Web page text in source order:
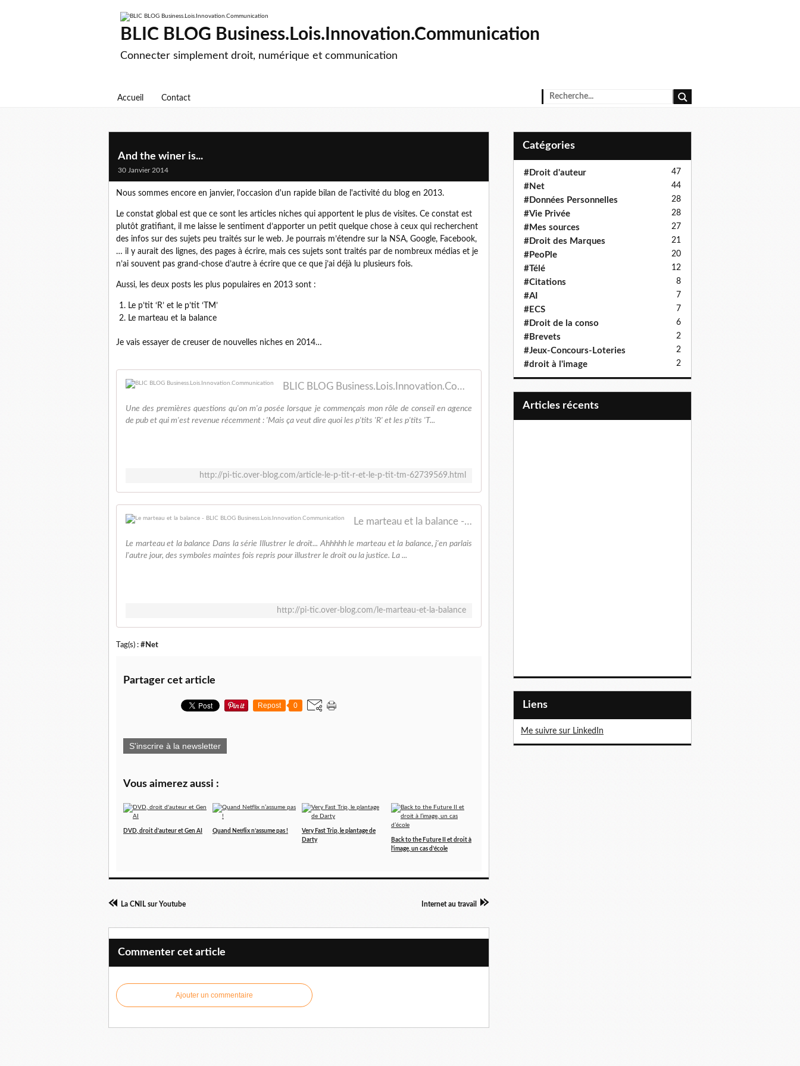
BLIC BLOG Business.Lois.Innovation.Communication
Connecter simplement droit, numérique et communication
Accueil Contact
And the winer is...
30 Janvier 2014
Nous sommes encore en janvier, l'occasion d'un rapide bilan de l'activité du blog en 2013.
Le constat global est que ce sont les articles niches qui apportent le plus de visites. Ce constat est
plutôt gratifiant, il me laisse le sentiment d’apporter un petit quelque chose à ceux qui recherchent
des infos sur des sujets peu traités sur le web. Je pourrais m’étendre sur la NSA, Google, Facebook,
… il y aurait des lignes, des pages à écrire, mais ces sujets sont traités par de nombreux médias et je
n’ai souvent pas grand-chose d’autre à écrire que ce que j’ai déjà lu plusieurs fois.
Aussi, les deux posts les plus populaires en 2013 sont :
Le p’tit ‘R’ et le p’tit ‘TM’
Le marteau et la balance
Je vais essayer de creuser de nouvelles niches en 2014…
BLIC BLOG Business.Lois.Innovation.Communication
Une des premières questions qu'on m'a posée lorsque je commençais mon rôle de conseil en agence
de pub et qui m'est revenue récemment : 'Mais ça veut dire quoi les p'tits 'R' et les p'tits 'T...
http://pi-tic.over-blog.com/article-le-p-tit-r-et-le-p-tit-tm-62739569.html
Le marteau et la balance - BLIC BLOG Business.Lois.Innovation.Communication
Le marteau et la balance Dans la série Illustrer le droit... Ahhhhh le marteau et la balance, j'en parlais
l'autre jour, des symboles maintes fois repris pour illustrer le droit ou la justice. La ...
http://pi-tic.over-blog.com/le-marteau-et-la-balance
Tag(s) : #Net
Partager cet article
Repost 0
S'inscrire à la newsletter
Vous aimerez aussi :
DVD, droit d'auteur et Gen AI Quand Netflix n’assume pas !
Very Fast Trip, le plantage de
Darty
Back to the Future II et droit à
l’image, un cas d’école
La CNIL sur Youtube Internet au travail
Commenter cet article
Ajouter un commentaire
Catégories
#Droit d'auteur 47
#Net 44
#Données Personnelles 28
#Vie Privée 28
#Mes sources 27
#Droit des Marques 21
#PeoPle 20
#Télé 12
#Citations 8
#AI 7
#ECS 7
#Droit de la conso 6
#Brevets 2
#Jeux-Concours-Loteries 2
#droit à l'image 2
articles récents
Liens
Me suivre sur LinkedIn